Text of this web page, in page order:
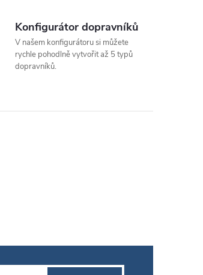
Konfigurátor dopravníků
V našem konfigurátoru si můžete
rychle pohodlně vytvořit až 5 typů
dopravníků.